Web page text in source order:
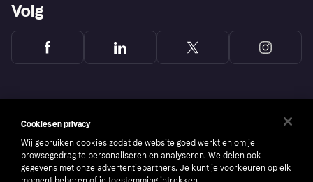
Volg
Cookies en privacy
Wij gebruiken cookies zodat de website goed werkt en om je
browsegedrag te personaliseren en analyseren. We delen ook
gegevens met onze advertentiepartners. Je kunt je voorkeuren op elk